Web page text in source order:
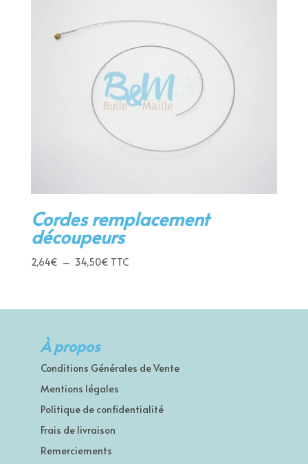
Cordes remplacement
découpeurs
2,64€ – 34,50€Plage
2,64€
TTC
À propos
Conditions Générales de Vente
Mentions légales
Politique de confidentialité
Frais de livraison
Remerciements